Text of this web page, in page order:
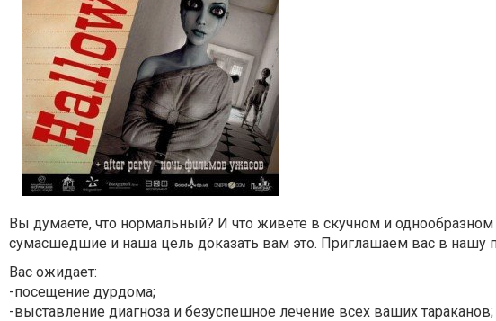
Вы думаете, что нормальный? И что живете в скучном и
сумасшедшие и наша цель доказать вам это. Приглашаем вас в нашу
Вас ожидает:
-посещение дурдома;
-выставление диагноза и безуспешное лечение всех ваших тараканов;